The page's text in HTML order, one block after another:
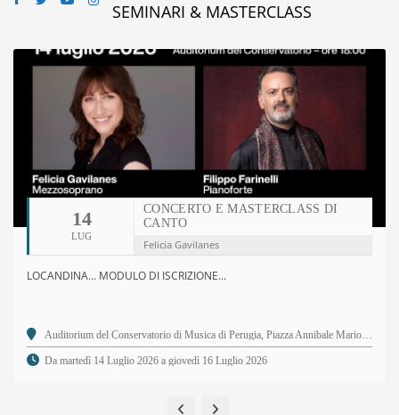
SEMINARI & MASTERCLASS
14
LUG
CONCERTO E MASTERCLASS DI
CANTO
Felicia Gavilanes
LOCANDINA... MODULO DI ISCRIZIONE...
Auditorium del Conservatorio di Musica di Perugia, Piazza Annibale Mariotti, 2 - 06123 Perugia PG
Da martedì 14 Luglio 2026 a giovedì 16 Luglio 2026